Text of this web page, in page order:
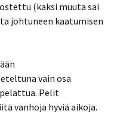
(kaksi muuta sai
johtuneen kaatumisen
vain osa
Pelit
vanhoja hyviä aikoja.